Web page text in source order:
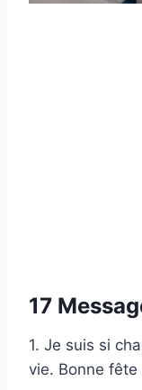
17
1. Je suis si
vie. Bonne fête